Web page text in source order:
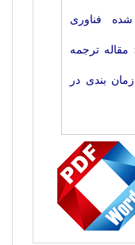
فناوری
مقاله ترجمه
بندی در